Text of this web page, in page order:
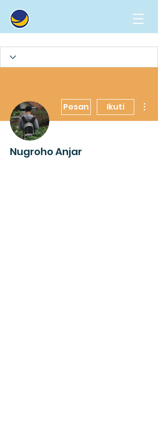
Pesan Ikuti
Nugroho Anjar